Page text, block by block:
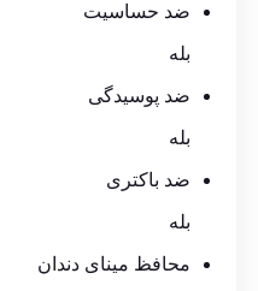
ضد حساسیت
بله
ضد پوسیدگی
بله
ضد باکتری
بله
محافظ مینای دندان